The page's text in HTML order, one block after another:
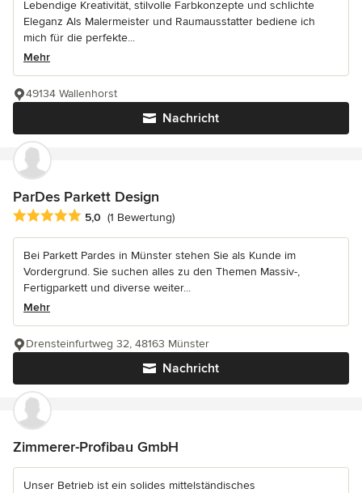
Lebendige Kreativität, stilvolle Farbkonzepte und schlichte
Eleganz Als Malermeister und Raumausstatter bediene ich
mich für die perfekte...
Mehr
Nachricht
49134 Wallenhorst
ParDes Parkett Design
Durchschnittliche Bewertung: 5 von 5 Sternen
5,0 (1 Bewertung)
Bei Parkett Pardes in Münster stehen Sie als Kunde im
Vordergrund. Sie suchen alles zu den Themen Massiv-,
Fertigparkett und diverse weiter...
Mehr
Nachricht
Drensteinfurtweg 32, 48163 Münster
Zimmerer-Profibau GmbH
Unser Betrieb ist ein solides mittelständisches